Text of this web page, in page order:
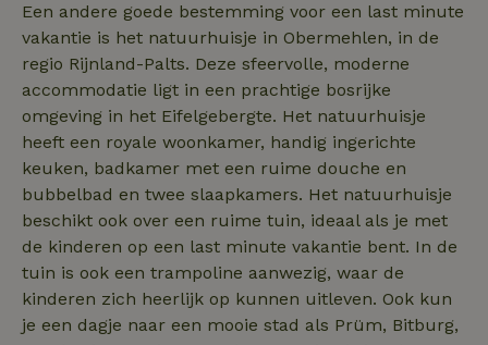
Een andere goede bestemming voor een last minute
vakantie is het natuurhuisje in Obermehlen, in de
regio Rijnland-Palts. Deze sfeervolle, moderne
accommodatie ligt in een prachtige bosrijke
omgeving in het Eifelgebergte. Het natuurhuisje
heeft een royale woonkamer, handig ingerichte
keuken, badkamer met een ruime douche en
bubbelbad en twee slaapkamers. Het natuurhuisje
beschikt ook over een ruime tuin, ideaal als je met
de kinderen op een last minute vakantie bent. In de
tuin is ook een trampoline aanwezig, waar de
kinderen zich heerlijk op kunnen uitleven. Ook kun
je een dagje naar een mooie stad als Prüm, Bitburg,
_pinterest_ct_ua
Pinterest Inc.
.ct.pinterest.com
1 jaar
Naam
Domein
Vervaldatum Omschrijving
Deze cookie
Naam Aanbieder/ Domein Vervaldatum
sqzllocal
Squeezely
.natuurhuisje.nl
1 jaar 1
maand
Naam Aanbieder/Domein Vervaldatum
_nhft_booking-without-
service-fee
www.natuurhuisje.nl Sessie